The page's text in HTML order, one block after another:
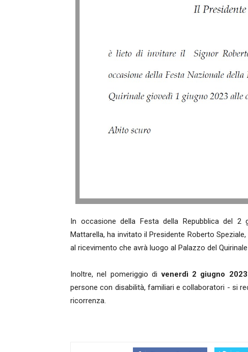
In occasione della Festa della Repubblica del 2
Mattarella, ha invitato il Presidente Roberto
al ricevimento che avrà luogo al Palazzo del Quirinale
Inoltre, nel pomeriggio divenerdì 2 giugno 2023
persone con disabilità, familiari e collaboratori - si
ricorrenza.